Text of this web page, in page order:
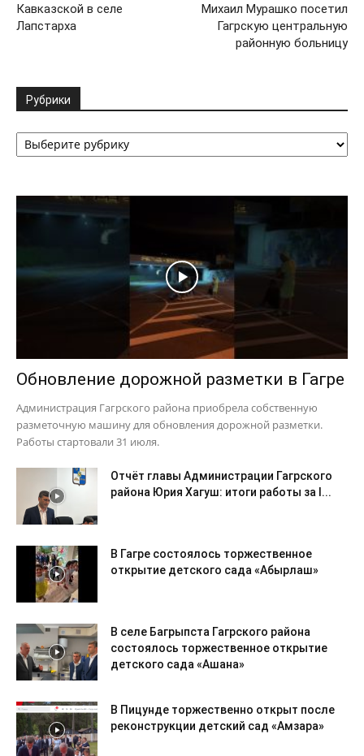
Кавказской в селе
Лапстарха
Михаил Мурашко посетил
Гагрскую центральную
районную больницу
Рубрики
Рубрики
Обновление дорожной разметки в Гагре
Администрация Гагрского района приобрела собственную
разметочную машину для обновления дорожной разметки.
Работы стартовали 31 июля.
Отчёт главы Администрации Гагрского
района Юрия Хагуш: итоги работы за I...
В Гагре состоялось торжественное
открытие детского сада «Абырлаш»
В селе Багрыпста Гагрского района
состоялось торжественное открытие
детского сада «Ашана»
В Пицунде торжественно открыт после
реконструкции детский сад «Амзара»